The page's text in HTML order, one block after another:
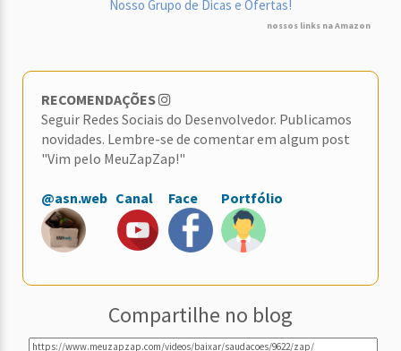
Nosso Grupo de Dicas e Ofertas!
nossos links na Amazon
RECOMENDAÇÕES
Seguir Redes Sociais do Desenvolvedor. Publicamos
novidades. Lembre-se de comentar em algum post
"Vim pelo MeuZapZap!"
@asn.web Canal Face Portfólio
Compartilhe no blog